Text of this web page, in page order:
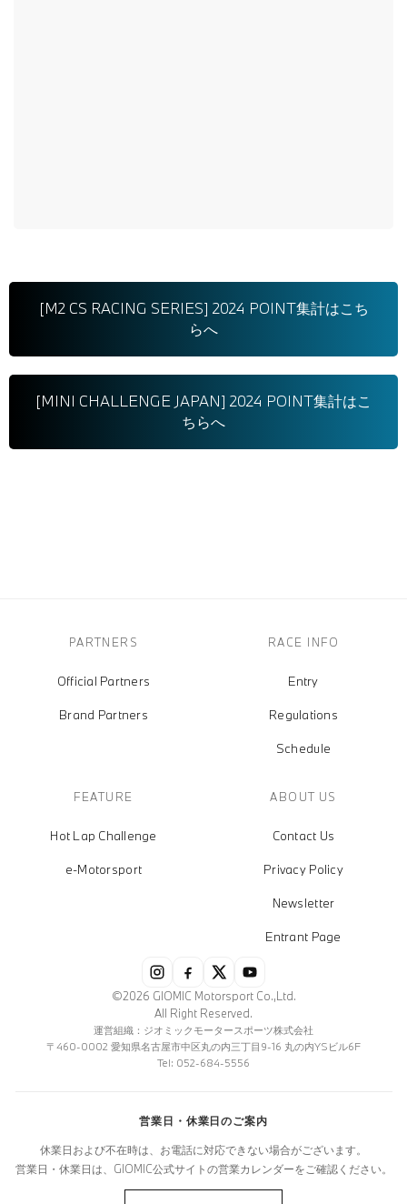
[M2 CS RACING SERIES] 2024 POINT集計はこち
らへ
[MINI CHALLENGE JAPAN] 2024 POINT集計はこ
ちらへ
PARTNERS
Official Partners
Brand Partners
RACE INFO
Entry
Regulations
Schedule
FEATURE
Hot Lap Challenge
e-Motorsport
ABOUT US
Contact Us
Privacy Policy
Newsletter
Entrant Page
©2026 GIOMIC Motorsport Co.,Ltd.
All Right Reserved.
運営組織：ジオミックモータースポーツ株式会社
〒460-0002 愛知県名古屋市中区丸の内三丁目9-16 丸の内YSビル6F
Tel: 052-684-5556
営業日・休業日のご案内
休業日および不在時は、お電話に対応できない場合がございます。
営業日・休業日は、GIOMIC公式サイトの営業カレンダーをご確認ください。